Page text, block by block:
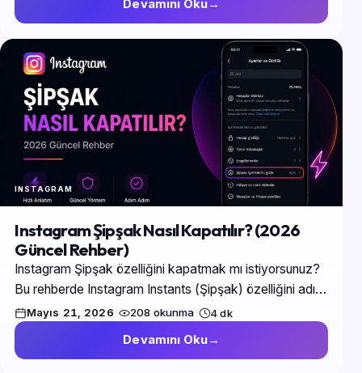
Devamını Oku
INSTAGRAM
Instagram Şipşak Nasıl Kapatılır? (2026
Güncel Rehber)
Instagram Şipşak özelliğini kapatmak mı istiyorsunuz?
Bu rehberde Instagram Instants (Şipşak) özelliğini adım
adım nasıl devre dışı bırakabileceğinizi detaylı şekilde
anlatıyoruz.
Mayıs 21, 2026· 208 okunma· 4 dk
Devamını Oku